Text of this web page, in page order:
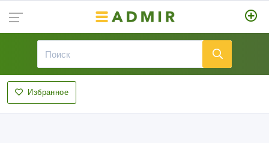
Избранное